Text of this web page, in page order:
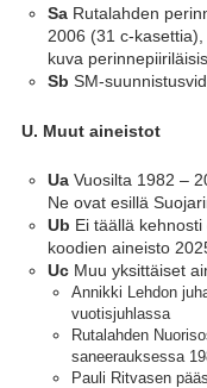
SaRutalahden
2006 (31 c-
kuva
Sb SM-
U. Muut aineistot
UaVuosilta 1982 –
Ne ovat esillä
Ub Ei täällä
koodien aineisto
UcMuu yksittäiset
Annikki Lehdon
vuotisjuhlassa
Rutalahden
saneerauksessa
Pauli Ritvasen